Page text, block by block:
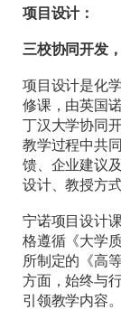
项目设计：
三校协同开发
项目设计是化
修课，由英国
丁汉大学协同
教学过程中共
馈、企业建议
设计、教授方
宁诺项目设计
格遵循《大学
所制定的《高
方面，始终与
引领教学内容。